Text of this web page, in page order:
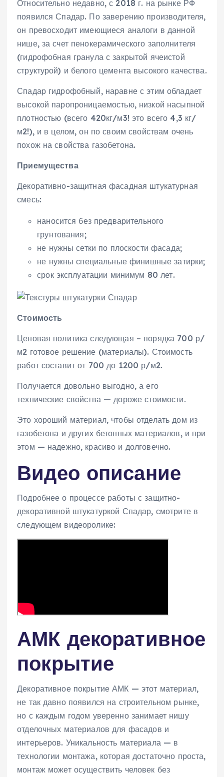
Относительно недавно, с 2018 г. на рынке РФ
появился Спадар. По заверению производителя,
он превосходит имеющиеся аналоги в данной
нише, за счет пенокерамического заполнителя
(гидрофобная гранула с закрытой ячеистой
структурой) и белого цемента высокого качества.
Спадар гидрофобный, наравне с этим обладает
высокой паропроницаемостью, низкой насыпной
плотностью (всего 420кг/м3! это всего 4,3 кг/
м2!), и в целом, он по своим свойствам очень
похож на свойства газобетона.
Приемущества
Декоративно-защитная фасадная штукатурная
смесь:
наносится без предварительного
грунтования;
не нужны сетки по плоскости фасада;
не нужны специальные финишные затирки;
срок эксплуатации минимум 80 лет.
Стоимость
Ценовая политика следующая – порядка 700 р/
м2 готовое решение (материалы). Стоимость
работ составит от 700 до 1200 р/м2.
Получается довольно выгодно, а его
технические свойства — дороже стоимости.
Это хороший материал, чтобы отделать дом из
газобетона и других бетонных материалов, и при
этом — надежно, красиво и долговечно.
Видео описание
Подробнее о процессе работы с защитно-
декоративной штукатуркой Спадар, смотрите в
следующем видеоролике:
АМК декоративное
покрытие
Декоративное покрытие АМК — этот материал,
не так давно появился на строительном рынке,
но с каждым годом уверенно занимает нишу
отделочных материалов для фасадов и
интерьеров. Уникальность материала — в
технологии монтажа, которая достаточно проста,
монтаж может осуществить человек без